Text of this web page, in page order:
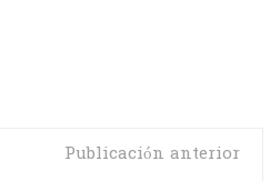
Publicación anterior